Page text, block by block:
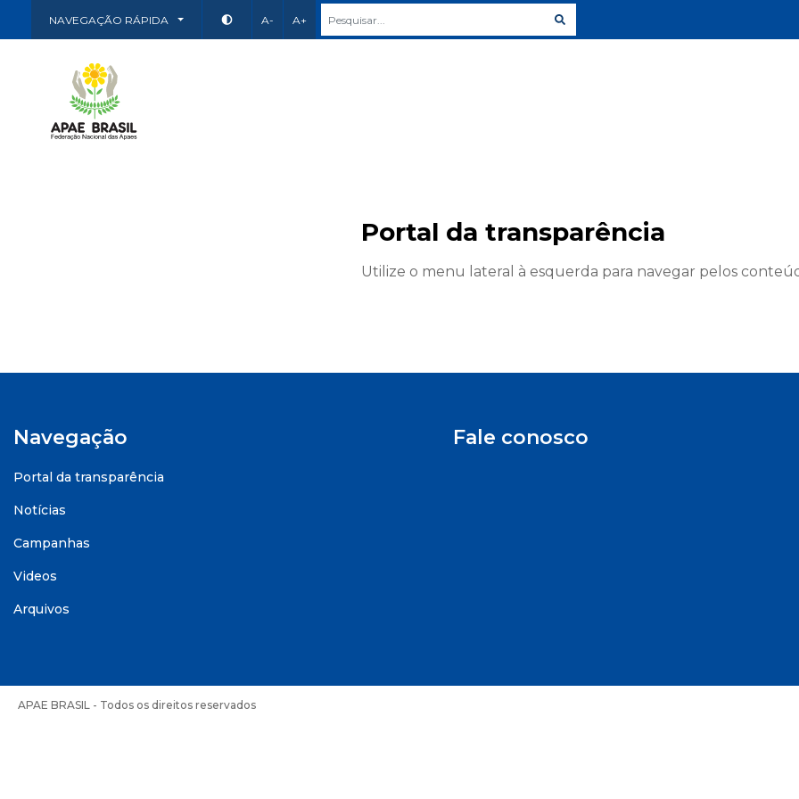
NAVEGAÇÃO RÁPIDA A- A+
Portal da transparência
Utilize o menu lateral à esquerda para navegar pelos
Navegação
Portal da transparência
Notícias
Campanhas
Videos
Arquivos
Fale conosco
APAE BRASIL - Todos os direitos reservados